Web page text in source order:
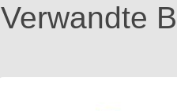
Verwandte